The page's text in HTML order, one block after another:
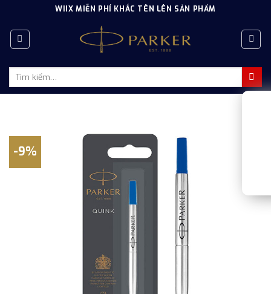
content
WIIX MIỄN PHÍ KHẮC TÊN LÊN SẢN PHẨM
Tìm
-9%